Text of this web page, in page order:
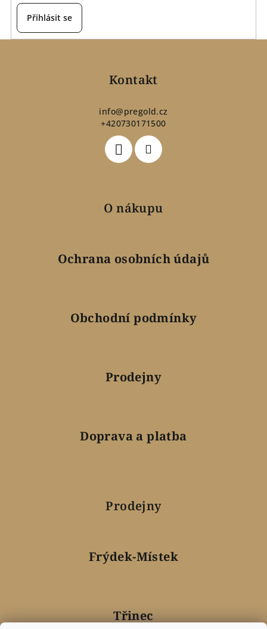
Přihlásit se
Kontakt
info@pregold.cz
+420730171500
O nákupu
Ochrana osobních údajů
Obchodní podmínky
Prodejny
Doprava a platba
Prodejny
Frýdek-Místek
Třinec